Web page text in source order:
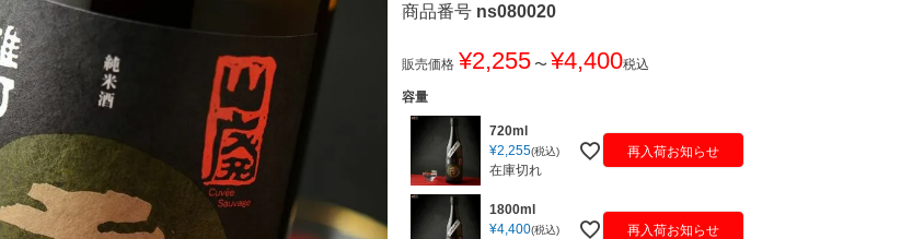
商品番号 ns080020
販売価格 ¥2,255 〜 ¥4,400税込
容量
720ml
¥2,255 税込
在庫切れ
再入荷お知らせ
1800ml
¥4,400 税込 再入荷お知らせ